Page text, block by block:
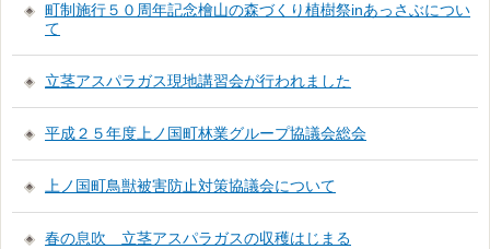
町制施行５０周年記念檜山の森づくり植樹祭inあっさぶについ
て
立茎アスパラガス現地講習会が行われました
平成２５年度上ノ国町林業グループ協議会総会
上ノ国町鳥獣被害防止対策協議会について
春の息吹 立茎アスパラガスの収穫はじまる